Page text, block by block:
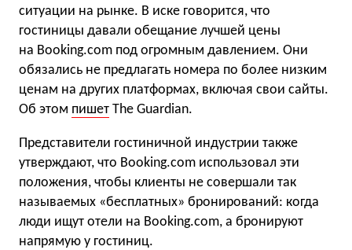
ситуации на рынке. В иске говорится, что
гостиницы давали обещание лучшей цены
на Booking.com под огромным давлением. Они
обязались не предлагать номера по более низким
ценам на других платформах, включая свои сайты.
Об этом пишет The Guardian.
Представители гостиничной индустрии также
утверждают, что Booking.com использовал эти
положения, чтобы клиенты не совершали так
называемых «бесплатных» бронирований: когда
люди ищут отели на Booking.com, а бронируют
напрямую у гостиниц.